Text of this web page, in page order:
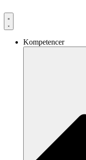
til
indhold
Kompetencer